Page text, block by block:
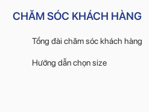
CHĂM SÓC KHÁCH HÀNG
Tổng đài chăm sóc khách hàng
Hướng dẫn chọn size